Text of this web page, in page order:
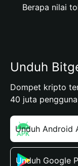
Berapa nilai
Unduh
Dompet kripto
40 juta pengguna
Unduh Android
Unduh Google